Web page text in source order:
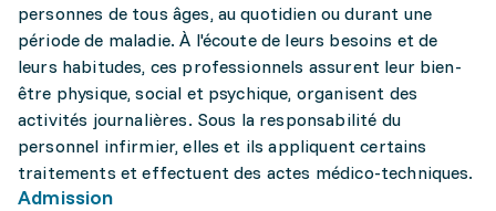
personnes de tous âges, au quotidien ou durant une
période de maladie. À l'écoute de leurs besoins et de
leurs habitudes, ces professionnels assurent leur bien-
être physique, social et psychique, organisent des
activités journalières. Sous la responsabilité du
personnel infirmier, elles et ils appliquent certains
traitements et effectuent des actes médico-techniques.
Admission